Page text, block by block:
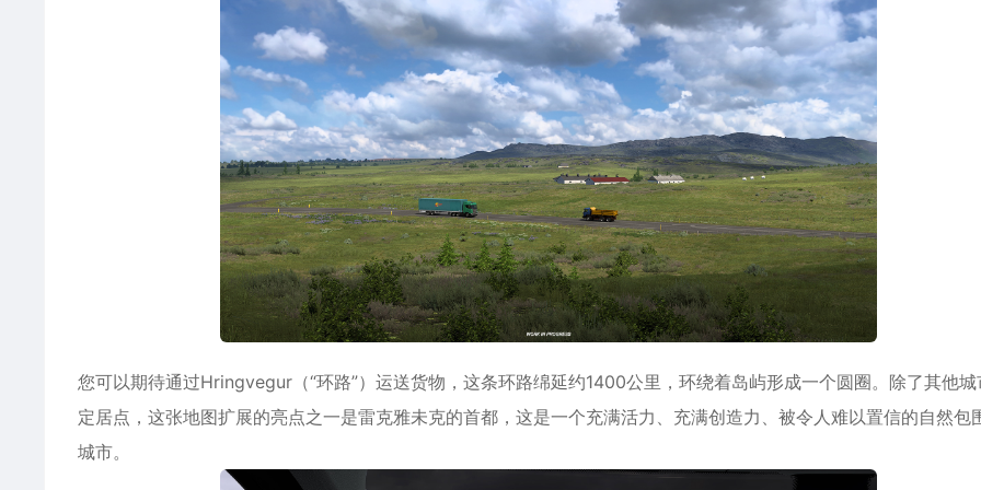
您可以期待通过Hringvegur（“环路”）运送货物，这条环路绵延约1400公里，环绕着岛屿形成一个圆圈。除了其他城
定居点，这张地图扩展的亮点之一是雷克雅未克的首都，这是一个充满活力、充满创造力、被令人难以置信的自然包
城市。